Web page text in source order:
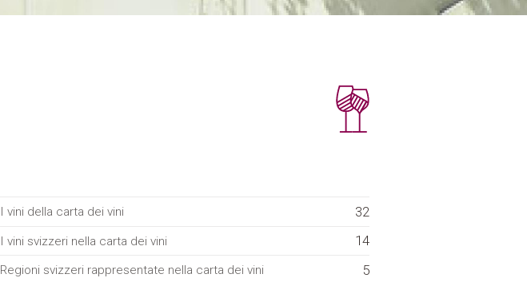
I vini della carta dei vini 32
I vini svizzeri nella carta dei vini 14
Regioni svizzeri rappresentate nella carta dei vini
5